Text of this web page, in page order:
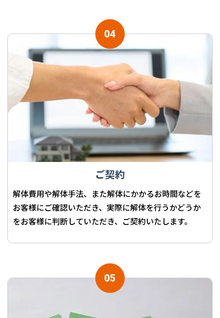
ご契約
解体費用や解体手法、また解体にかかるお時間などを
お客様にご確認いただき、実際に解体を行うかどうか
をお客様に判断していただき、ご契約いたします。